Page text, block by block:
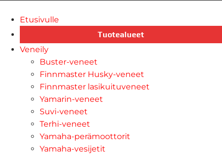
Etusivulle
Tuotealueet
Veneily
Buster-veneet
Finnmaster Husky-veneet
Finnmaster lasikuituveneet
Yamarin-veneet
Suvi-veneet
Terhi-veneet
Yamaha-perämoottorit
Yamaha-vesijetit